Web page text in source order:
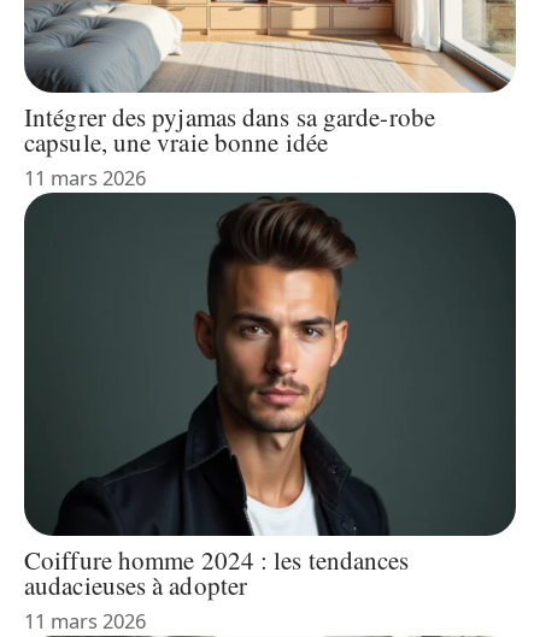
Intégrer des pyjamas dans sa garde-robe
capsule, une vraie bonne idée
11 mars 2026
Coiffure homme 2024 : les tendances
audacieuses à adopter
11 mars 2026